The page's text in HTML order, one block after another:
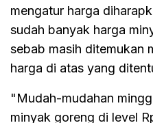
mengatur harga
sudah banyak harga
sebab masih ditemukan
harga di atas yang
"Mudah-mudahan
minyak goreng di level